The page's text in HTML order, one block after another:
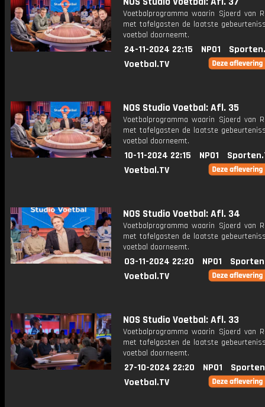
Voetbalprogramma waarin Sjoerd van
met tafelgasten de laatste
voetbal doorneemt.
24-11-2024 22:15 NPO1
Voetbal.TV
NOS Studio Voetbal: Afl. 35
Voetbalprogramma waarin Sjoerd van
met tafelgasten de laatste
voetbal doorneemt.
10-11-2024 22:15 NPO1
Voetbal.TV
NOS Studio Voetbal: Afl. 34
Voetbalprogramma waarin Sjoerd van
met tafelgasten de laatste
voetbal doorneemt.
03-11-2024 22:20 NPO1
Voetbal.TV
NOS Studio Voetbal: Afl. 33
Voetbalprogramma waarin Sjoerd van
met tafelgasten de laatste
voetbal doorneemt.
27-10-2024 22:20 NPO1
Voetbal.TV